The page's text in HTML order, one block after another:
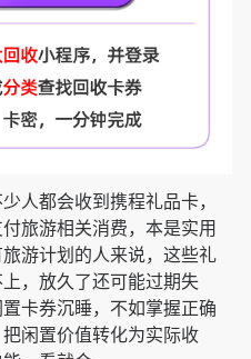
人都会收到携程礼品卡，
旅游相关消费，本是实用
游计划的人来说，这些礼
，放久了还可能过期失
卡券沉睡，不如掌握正确
闲置价值转化为实际收